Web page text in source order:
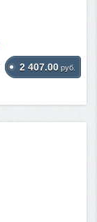
2 407.00 руб.